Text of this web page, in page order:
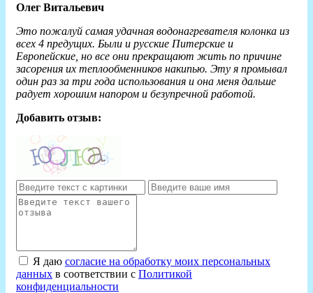
Олег Витальевич
Это пожалуй самая удачная водонагревателя колонка из
всех 4 предущих. Были и русские Питерские и
Европейские, но все они прекращают жить по причине
засорения их теплообменников накипью. Эту я промывал
один раз за три года использования и она меня дальше
радует хорошим напором и безупречной работой.
Добавить отзыв:
Я даю согласие на обработку моих персональных
данных в соответствии с Политикой
конфиденциальности